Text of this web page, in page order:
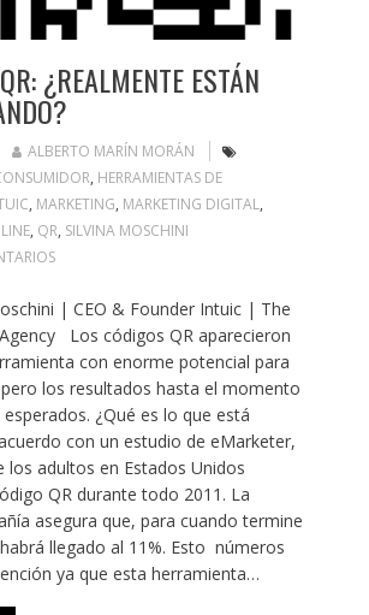
¿REALMENTE ESTÁN
ALBERTO MARÍN MORÁN
, HERRAMIENTAS DE
, MARKETING, MARKETING DIGITAL,
, QR, SILVINA MOSCHINI
| CEO & Founder Intuic | The
Los códigos QR aparecieron
con enorme potencial para
los resultados hasta el momento
¿Qué es lo que está
con un estudio de eMarketer,
los adultos en Estados Unidos
QR durante todo 2011. La
asegura que, para cuando termine
llegado al 11%. Esto números
ya que esta herramienta…